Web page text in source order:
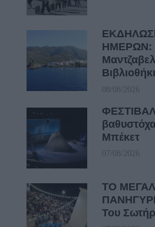
ΗΜΕΡΩΝ:
08/08/2026
Μπέκετ
07/08/2026
ΤΟ
Του